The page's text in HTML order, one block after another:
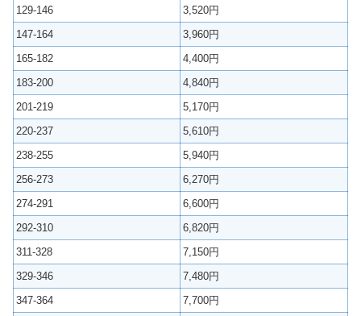
129-146
3,520円
147-164
3,960円
165-182
4,400円
183-200
4,840円
201-219
5,170円
220-237
5,610円
238-255
5,940円
256-273
6,270円
274-291
6,600円
292-310
6,820円
311-328
7,150円
329-346
7,480円
347-364
7,700円